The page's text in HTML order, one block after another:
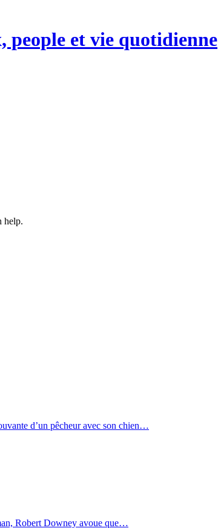
people et vie quotidienne
help.
d’un pêcheur avec son chien…
Robert Downey avoue que…